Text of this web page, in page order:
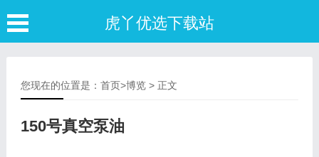
虎丫优选下载站
您现在的位置是： 首页>博览> 正文
150号真空泵油